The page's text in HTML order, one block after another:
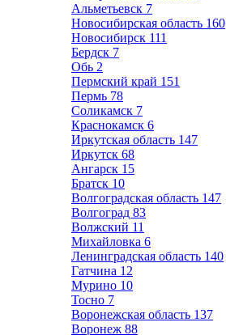
Альметьевск 7
Новосибирская область 160
Новосибирск 111
Бердск 7
Обь 2
Пермский край 151
Пермь 78
Соликамск 7
Краснокамск 6
Иркутская область 147
Иркутск 68
Ангарск 15
Братск 10
Волгоградская область 147
Волгоград 83
Волжский 11
Михайловка 6
Ленинградская область 140
Гатчина 12
Мурино 10
Тосно 7
Воронежская область 137
Воронеж 88